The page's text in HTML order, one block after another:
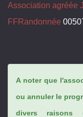
Association agréée
FFRandonnée
A noter que
ou annuler le
divers raisons